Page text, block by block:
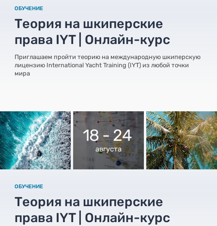
ОБУЧЕНИЕ
Теория на шкиперские
права IYT | Онлайн-курс
Приглашаем пройти теорию на международную шкиперскую
лицензию International Yacht Training (IYT) из любой точки
мира
18 - 24
августа
ОБУЧЕНИЕ
Теория на шкиперские
права IYT | Онлайн-курс